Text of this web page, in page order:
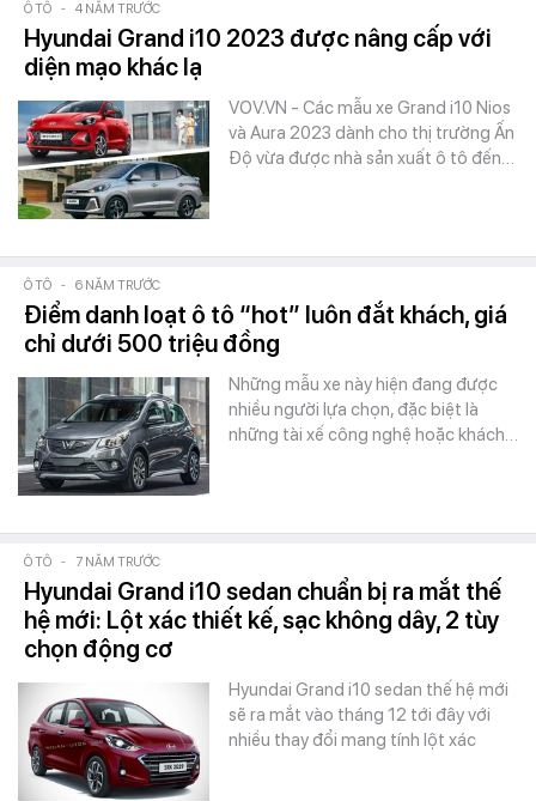
Ô TÔ - 4 NĂM TRƯỚC
Hyundai Grand i10 2023 được nâng cấp với
diện mạo khác lạ
VOV.VN - Các mẫu xe Grand i10 Nios
và Aura 2023 dành cho thị trường Ấn
Độ vừa được nhà sản xuất ô tô đến…
Ô TÔ - 6 NĂM TRƯỚC
Điểm danh loạt ô tô “hot” luôn đắt khách, giá
chỉ dưới 500 triệu đồng
Những mẫu xe này hiện đang được
nhiều người lựa chọn, đặc biệt là
những tài xế công nghệ hoặc khách…
Ô TÔ - 7 NĂM TRƯỚC
Hyundai Grand i10 sedan chuẩn bị ra mắt thế
hệ mới: Lột xác thiết kế, sạc không dây, 2 tùy
chọn động cơ
Hyundai Grand i10 sedan thế hệ mới
sẽ ra mắt vào tháng 12 tới đây với
nhiều thay đổi mang tính lột xác